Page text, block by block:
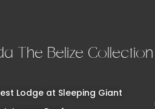
The Belize Collection
Lodge at Sleeping Giant